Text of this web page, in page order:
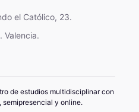
el Católico, 23.
Valencia.
de estudios multidisciplinar con
y online.